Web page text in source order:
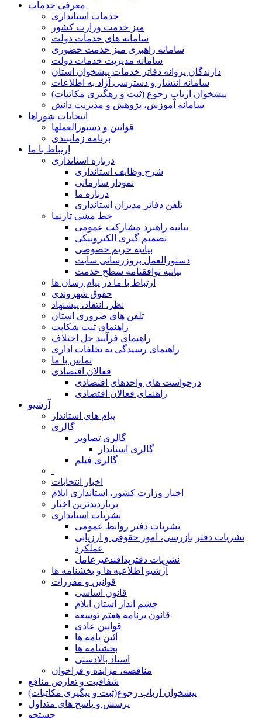
معرفی خدمات
خدمات استانداری
میز خدمت وزارت کشور
سامانه های خدمات دولت
سامانه راهبری میز خدمت حضوری
سامانه مدیریت خدمات دولت
دارندگان پروانه دفاتر خدمات پیشخوان استان
سامانه انتشار و دسترسی آزاد به اطلاعات
پیشخوان ارباب رجوع (ثبت و رهگیری مکاتبات)
سامانه آموزش، پژوهش و مدیریت دانش
انتخابات شوراها
قوانین و دستورالعملها
برنامه زمانبندی
ارتباط با ما
درباره استانداری
شرح وظایف استانداری
نمودار سازمانی
درباره ما
تلفن دفاتر مدیران استانداری
خط مشی تارنما
بیانیه راهبرد مشارکت عمومی
تصمیم گیری الکترونیکی
بیانیه حریم خصوصی
دستورالعمل بروزرسانی سایت
بیانیه توافقنامه سطح خدمت
ارتباط با ما در پیام رسان ها
حقوق شهروندی
نظر، انتقاد، پیشنهاد
تلفن های ضروری استان
راهنمای ثبت شکایت
راهنمای فرآیند حل اختلاف
راهنمای رسیدگی به تخلفات اداری
تماس با ما
فعالان اقتصادی
درخواست های واحدهای اقتصادی
راهنمای فعالان اقتصادی
آرشیو
پیام های استاندار
گالری
گالری تصاویر
گالری استاندار
گالری فیلم
اخبار انتخابات
اخبار وزارت کشور، استانداری ایلام
پربازدیدترین اخبار
نشریات استانداری
نشریات دفتر روابط عمومی
نشريات دفتر بازرسی، امور حقوقی و ارزيابی
عملکرد
نشريات دفترپدافندغيرعامل
آرشیو اطلاعیه ها و بخشنامه ها
قوانین و مقررات
قانون اساسی
چشم انداز استان ایلام
قانون برنامه هفتم توسعه
قوانین عادی
آئین نامه ها
بخشنامه ها
اسناد بالادستی
مناقصه، مزایده و فراخوان
شفافیت و تعارض منافع
پیشخوان ارباب رجوع(ثبت و پیگیری مکاتبات)
پرسش و پاسخ های متداول
جستجو